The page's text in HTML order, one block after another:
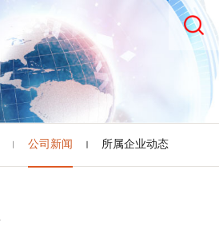
公司新闻 所属企业动态